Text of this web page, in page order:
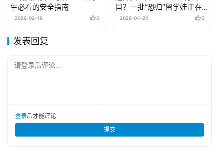
生必看的安全指南
2026-02-19 0
国？一批“恐归”留学娃正在
夹缝生存…
2026-04-20 0
发表回复
请登录后评论...
登录后才能评论
提交